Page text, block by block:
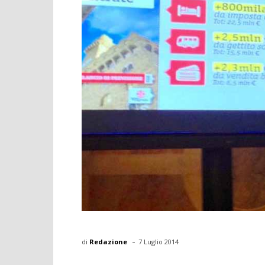
di Redazione - 7 Luglio 2014